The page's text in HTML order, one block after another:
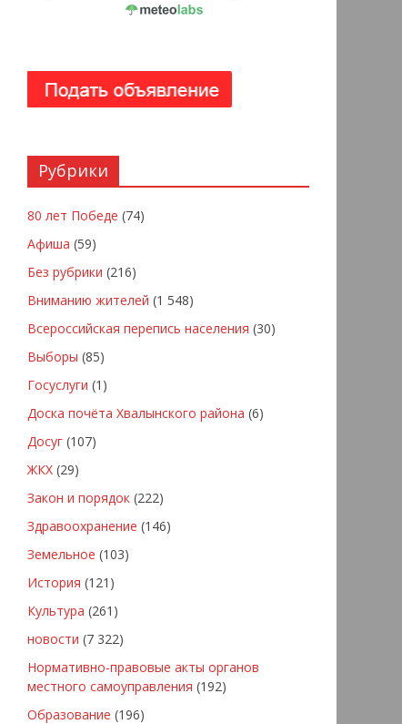
Рубрики
80 лет Победе (74)
Афиша (59)
Без рубрики (216)
Вниманию жителей (1 548)
Всероссийская перепись населения (30)
Выборы (85)
Госуслуги (1)
Доска почёта Хвалынского района (6)
Досуг (107)
ЖКХ (29)
Закон и порядок (222)
Здравоохранение (146)
Земельное (103)
История (121)
Культура (261)
новости (7 322)
Нормативно-правовые акты органов
местного самоуправления (192)
Образование (196)